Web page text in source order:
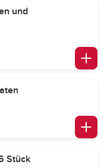
und
Stück